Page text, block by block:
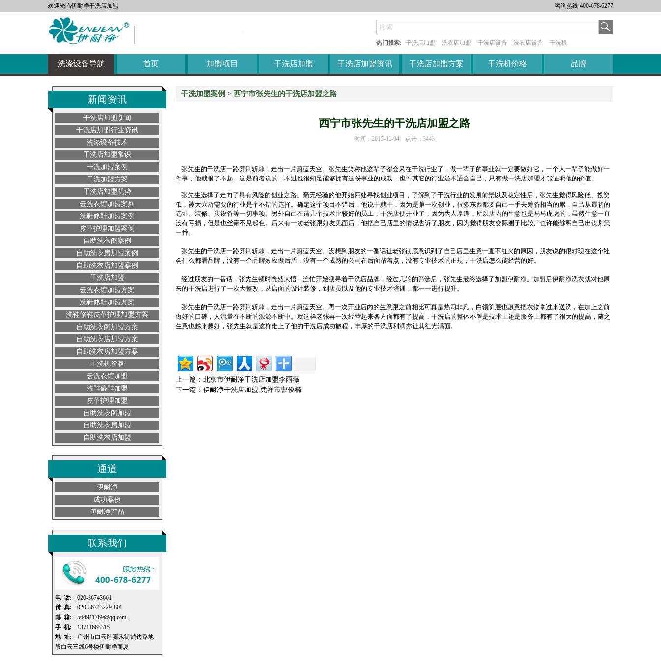
欢迎光临伊耐净干洗店加盟 咨询热线:400-678-6277
热门搜索: 干洗店加盟 洗衣店加盟 干洗店设备 洗衣店设备 干洗机
洗涤设备导航 首页 加盟项目
自助洗衣店加盟
干洗店加盟
售后服务
干洗店加盟资讯
洗涤设备
干洗店加盟常识
干洗店加盟方案 干洗机价格 品牌
企业文化
公司风采
新闻资讯
干洗店加盟新闻
干洗店加盟行业资讯
洗涤设备技术
干洗店加盟常识
干洗加盟案例
干洗加盟方案
干洗店加盟优势
云洗衣馆加盟案列
洗鞋修鞋加盟案例
皮革护理加盟案例
自助洗衣阁案例
自助洗衣房加盟案例
自助洗衣店加盟案例
干洗店加盟
云洗衣馆加盟方案
洗鞋修鞋加盟方案
洗鞋修鞋皮革护理加盟方案
自助洗衣阁加盟方案
自助洗衣店加盟方案
自助洗衣房加盟方案
干洗机价格
云洗衣馆加盟
洗鞋修鞋加盟
皮革护理加盟
自助洗衣阁加盟
自助洗衣房加盟
自助洗衣店加盟
通道
伊耐净
成功案例
伊耐净产品
联系我们
电 话:
020-36743661
传 真:
020-36743229-801
邮 箱:
564941769@qq.com
手 机:
13711663315
地 址:
广州市白云区嘉禾街鹤边路地
段白云三线6号楼伊耐净商厦
干洗加盟案例 > 西宁市张先生的干洗店加盟之路
西宁市张先生的干洗店加盟之路
时间：2015-12-04 点击：3443
张先生的干洗店一路劈荆斩棘，走出一片蔚蓝天空。张先生笑称他这辈子都会呆在干洗行业了，做一辈子的事业就一定要做好它，一个人一辈子能做好一
件事，他就很了不起。这是前者说的，不过也很知足能够拥有这份事业的成功，也许其它的行业还不适合自己，只有做干洗店加盟才能证明他的价值。
张先生选择了走向了具有风险的创业之路。毫无经验的他开始四处寻找创业项目，了解到了干洗行业的发展前景以及稳定性后，张先生觉得风险低、投资
低，被大众所需要的行业是个不错的选择。确定这个项目不错后，他说干就干，因为是第一次创业，很多东西都要自己一手去筹备相当的累，自己从最初的
选址、装修、买设备等一切事项。另外自己在请几个技术比较好的员工，干洗店便开业了，因为为人厚道，所以店内的生意也是马马虎虎的，虽然生意一直
没有亏损，但是也丝毫不见起色。后来有一次老张跟好友见面后，他把自己店里的情况告诉了朋友，因为觉得朋友交际圈子比较广也许能够帮自己出谋划策
一番。
张先生的干洗店一路劈荆斩棘，走出一片蔚蓝天空。没想到朋友的一番话让老张彻底意识到了自己店里生意一直不红火的原因，朋友说的很对现在这个社
会什么都看品牌，没有一个品牌效应做后盾，没有一个成熟的公司在后面帮着点，没有专业技术的正规，干洗店怎么能经营的好。
经过朋友的一番话，张先生顿时恍然大悟，连忙开始搜寻着干洗店品牌，经过几轮的筛选后，张先生最终选择了加盟伊耐净。加盟后伊耐净洗衣就对他原
来的干洗店进行了一次大整改，从店面的设计装修，到店员以及他的专业技术培训，都一一进行提升。
张先生的干洗店一路劈荆斩棘，走出一片蔚蓝天空。再一次开业店内的生意跟之前相比可真是热闹非凡，白领阶层也愿意把衣物拿过来送洗，在加上之前
做好的口碑，人流量在不断的源源不断中。就这样老张再一次经营起来各方面都有了提高，干洗店的整体不管是技术上还是服务上都有了很大的提高，随之
生意也越来越好，张先生就是这样走上了他的干洗店成功旅程，丰厚的干洗店利润亦让其红光满面。
上一篇： 北京市伊耐净干洗店加盟李雨薇
下一篇： 伊耐净干洗店加盟 凭祥市曹俊楠